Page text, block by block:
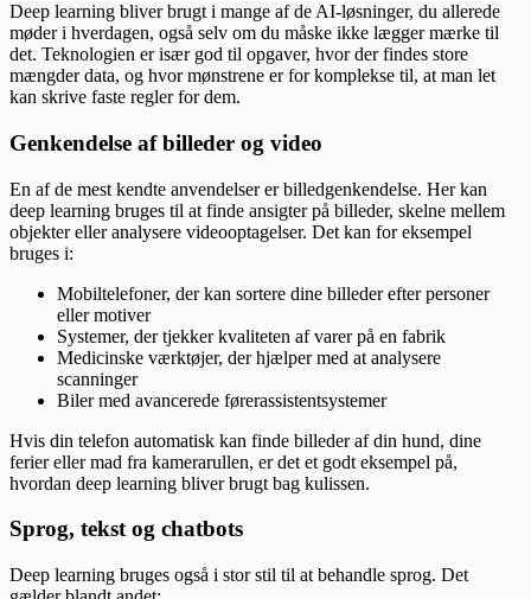
Deep learning bliver brugt i mange af de AI-løsninger, du allerede
møder i hverdagen, også selv om du måske ikke lægger mærke til
det. Teknologien er især god til opgaver, hvor der findes store
mængder data, og hvor mønstrene er for komplekse til, at man let
kan skrive faste regler for dem.
Genkendelse af billeder og video
En af de mest kendte anvendelser er billedgenkendelse. Her kan
deep learning bruges til at finde ansigter på billeder, skelne mellem
objekter eller analysere videooptagelser. Det kan for eksempel
bruges i:
Mobiltelefoner, der kan sortere dine billeder efter personer
eller motiver
Systemer, der tjekker kvaliteten af varer på en fabrik
Medicinske værktøjer, der hjælper med at analysere
scanninger
Biler med avancerede førerassistentsystemer
Hvis din telefon automatisk kan finde billeder af din hund, dine
ferier eller mad fra kamerarullen, er det et godt eksempel på,
hvordan deep learning bliver brugt bag kulissen.
Sprog, tekst og chatbots
Deep learning bruges også i stor stil til at behandle sprog. Det